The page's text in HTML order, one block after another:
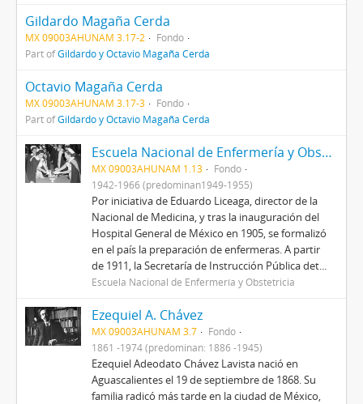
Gildardo Magaña Cerda
MX 09003AHUNAM 3.17-2
Fondo
Part ofGildardo y Octavio Magaña Cerda
Octavio Magaña Cerda
MX 09003AHUNAM 3.17-3
Fondo
Part ofGildardo y Octavio Magaña Cerda
Escuela Nacional de Enfermería y Obstetricia
MX 09003AHUNAM 1.13
Fondo
1942-1966 (predominan1949-1955)
Por iniciativa de Eduardo Liceaga, director de la
Nacional de Medicina, y tras la inauguración del
Hospital General de México en 1905, se formalizó
en el país la preparación de enfermeras. A partir
de 1911, la Secretaría de Instrucción Pública det...
Escuela Nacional de Enfermería y Obstetricia
Ezequiel A. Chávez
MX 09003AHUNAM 3.7
Fondo
1861 -1974 (predominan: 1886 -1945)
Ezequiel Adeodato Chávez Lavista nació en
Aguascalientes el 19 de septiembre de 1868. Su
familia radicó más tarde en la ciudad de México,